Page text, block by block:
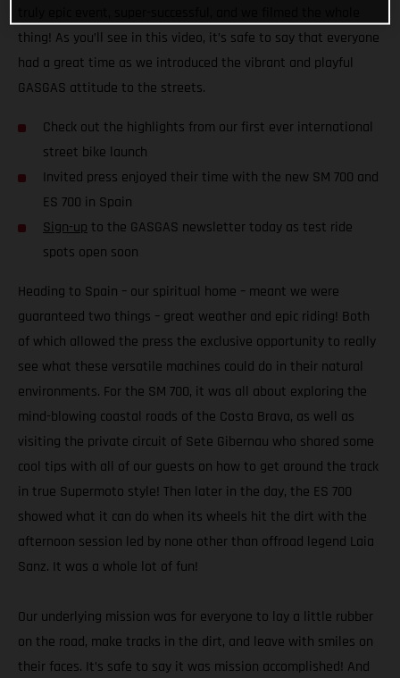
thing! As you’ll see in this video, it’s safe to say that everyone
had a great time as we introduced the vibrant and playful
GASGAS attitude to the streets.
Check out the highlights from our first ever international
street bike launch
Invited press enjoyed their time with the new SM 700 and
ES 700 in Spain
Sign-upto the GASGAS newsletter today as test ride
spots open soon
Heading to Spain – our spiritual home – meant we were
guaranteed two things – great weather and epic riding! Both
of which allowed the press the exclusive opportunity to really
see what these versatile machines could do in their natural
environments. For the SM 700, it was all about exploring the
mind-blowing coastal roads of the Costa Brava, as well as
visiting the private circuit of Sete Gibernau who shared some
cool tips with all of our guests on how to get around the track
in true Supermoto style! Then later in the day, the ES 700
showed what it can do when its wheels hit the dirt with the
afternoon session led by none other than offroad legend Laia
Sanz. It was a whole lot of fun!
Our underlying mission was for everyone to lay a little rubber
on the road, make tracks in the dirt, and leave with smiles on
their faces. It’s safe to say it was mission accomplished! And